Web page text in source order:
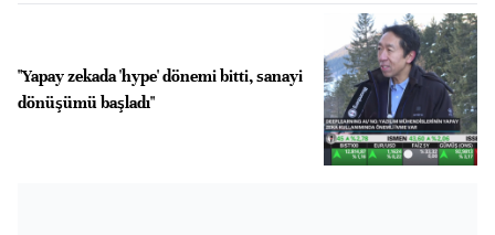
"Yapay zekada 'hype' dönemi bitti, sanayi
dönüşümü başladı"